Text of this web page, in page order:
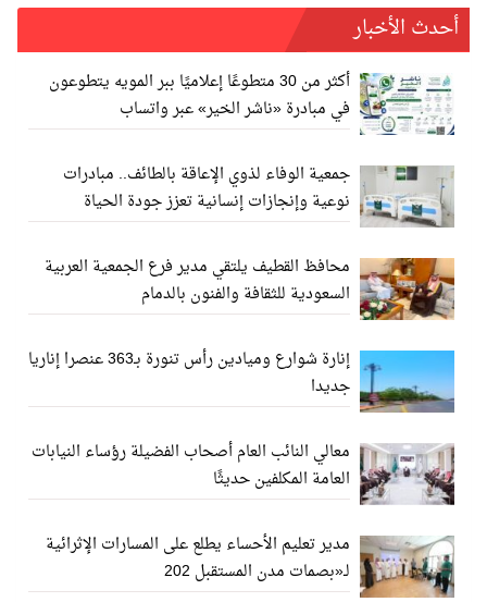
أحدث الأخبار
أكثر من 30 متطوعًا إعلاميًا ببر المويه يتطوعون
في مبادرة «ناشر الخير» عبر واتساب
جمعية الوفاء لذوي الإعاقة بالطائف.. مبادرات
نوعية وإنجازات إنسانية تعزز جودة الحياة
محافظ القطيف يلتقي مدير فرع الجمعية العربية
السعودية للثقافة والفنون بالدمام
إنارة شوارع وميادين رأس تنورة بـ363 عنصرا إناريا
جديدا
معالي النائب العام أصحاب الفضيلة رؤساء النيابات
العامة المكلفين حديثًا
مدير تعليم الأحساء يطلع على المسارات الإثرائية
لـ«بصمات مدن المستقبل 202